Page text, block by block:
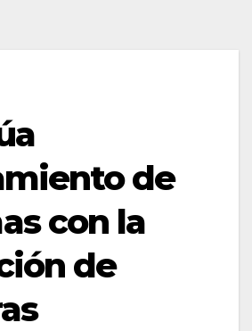
de
con la
de